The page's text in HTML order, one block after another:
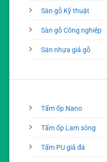
Sàn gỗ Kỹ thuật
Sàn gỗ Công nghiệp
Sàn nhựa giả gỗ
Tấm ốp Nano
Tấm ốp Lam sóng
Tấm PU giả đá